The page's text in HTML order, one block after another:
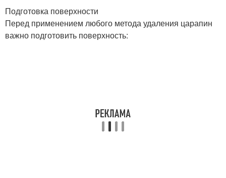
Подготовка поверхности
Перед применением любого метода удаления царапин
важно подготовить поверхность: